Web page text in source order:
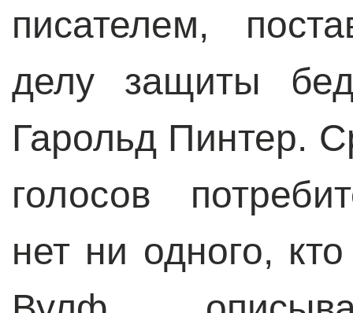
писателем,
делу защиты
Гарольд Пинтер.
голосов
нет ни одного,